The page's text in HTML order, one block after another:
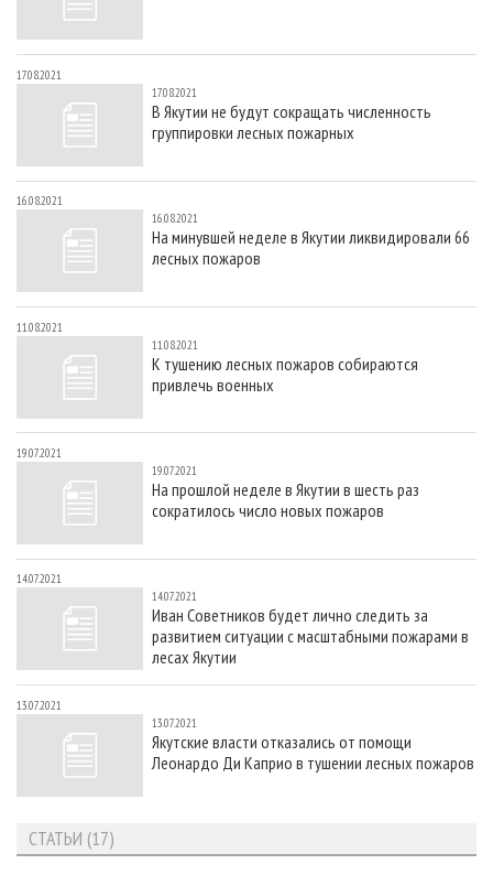
17.08.2021
17.08.2021
В Якутии не будут сокращать численность
группировки лесных пожарных
16.08.2021
16.08.2021
На минувшей неделе в Якутии ликвидировали 66
лесных пожаров
11.08.2021
11.08.2021
К тушению лесных пожаров собираются
привлечь военных
19.07.2021
19.07.2021
На прошлой неделе в Якутии в шесть раз
сократилось число новых пожаров
14.07.2021
14.07.2021
Иван Советников будет лично следить за
развитием ситуации с масштабными пожарами в
лесах Якутии
13.07.2021
13.07.2021
Якутские власти отказались от помощи
Леонардо Ди Каприо в тушении лесных пожаров
СТАТЬИ (17)